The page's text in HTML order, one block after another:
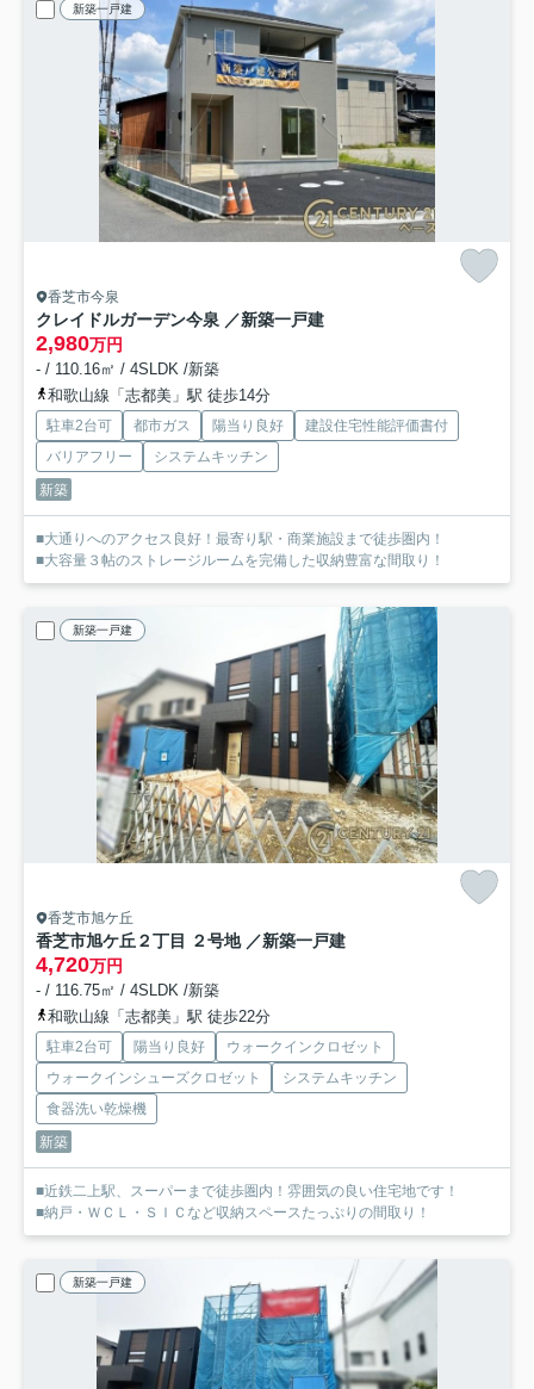
新築一戸建
香芝市今泉
クレイドルガーデン今泉 ／新築一戸建
2,980万円
- / 110.16㎡ / 4SLDK /新築
和歌山線「志都美」駅 徒歩14分
駐車2台可 都市ガス 陽当り良好
建設住宅性能評価書付
バリアフリー
システムキッチン
新築
■大通りへのアクセス良好！最寄り駅・商業施設まで徒歩圏内！
■大容量３帖のストレージルームを完備した収納豊富な間取り！
新築一戸建
香芝市旭ケ丘
香芝市旭ケ丘２丁目 ２号地 ／新築一戸建
4,720万円
- / 116.75㎡ / 4SLDK /新築
和歌山線「志都美」駅 徒歩22分
駐車2台可 陽当り良好
ウォークインクロゼット
ウォークインシューズクロゼット
システムキッチン
食器洗い乾燥機
新築
■近鉄二上駅、スーパーまで徒歩圏内！雰囲気の良い住宅地です！
■納戸・ＷＣＬ・ＳＩＣなど収納スペースたっぷりの間取り！
新築一戸建